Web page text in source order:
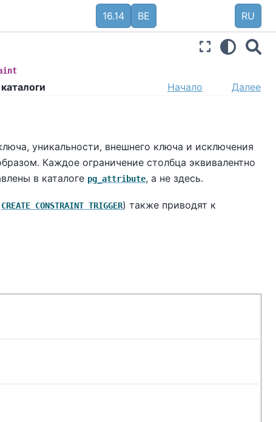
16.14 BE RU
Начало Далее
уникальности, внешнего ключа и исключения
Каждое ограничение столбца эквивалентно
в каталоге pg_attribute, а не здесь.
CREATE CONSTRAINT TRIGGER) также приводят к